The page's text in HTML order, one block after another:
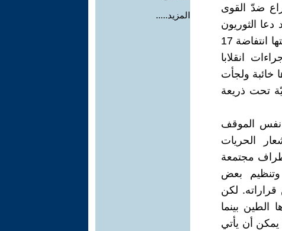
ضدّ القوى
‏الثوريون
إلى دعم تلك القرارات وتطويرها ‏في سبيل تحقيق المطالب التي رفعتها ‏انتفاضة 17
انقلابا
خائبة ولجأت
تحت ذريعة
نفس الموقف
الحريات
مجتمعة
وتنظيم بعض
لكن
الطين بينما
يمكن أن يأتي
المزيد.....